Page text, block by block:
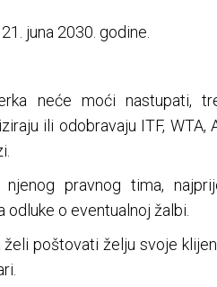
juna 2030. godine.
neće moći nastupati,
ili odobravaju ITF, WTA,
pravnog tima,
o eventualnoj žalbi.
želi poštovati želju svoje